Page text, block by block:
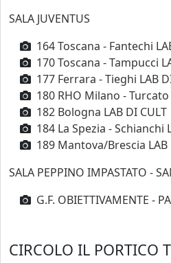
SALA JUVENTUS
164 Toscana - Fantechi
170 Toscana - Tampucci
177 Ferrara - Tieghi LAB
180 RHO Milano - Turcato
182 Bologna LAB DI CULT
184 La Spezia - Schianchi
189 Mantova/Brescia LAB
SALA PEPPINO IMPASTATO -
G.F. OBIETTIVAMENTE -
CIRCOLO IL PORTICO